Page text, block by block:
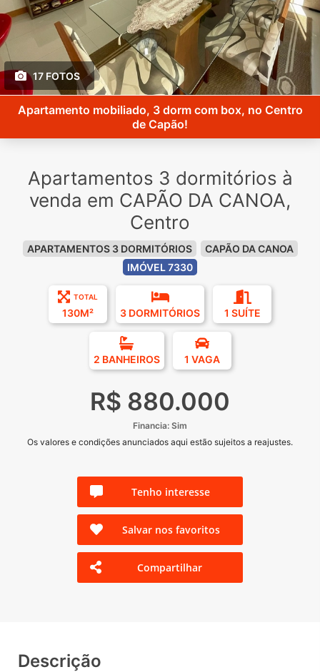
17 FOTOS
Apartamento mobiliado, 3 dorm com box, no Centro
de Capão!
Apartamentos 3 dormitórios à
venda em CAPÃO DA CANOA,
Centro
APARTAMENTOS 3 DORMITÓRIOS
CAPÃO DA CANOA
IMÓVEL 7330
TOTAL
130M² 3 DORMITÓRIOS 1 SUÍTE
2 BANHEIROS 1 VAGA
R$ 880.000
Financia: Sim
Os valores e condições anunciados aqui estão sujeitos a reajustes.
Tenho interesse
Salvar nos favoritos
Compartilhar
Descrição